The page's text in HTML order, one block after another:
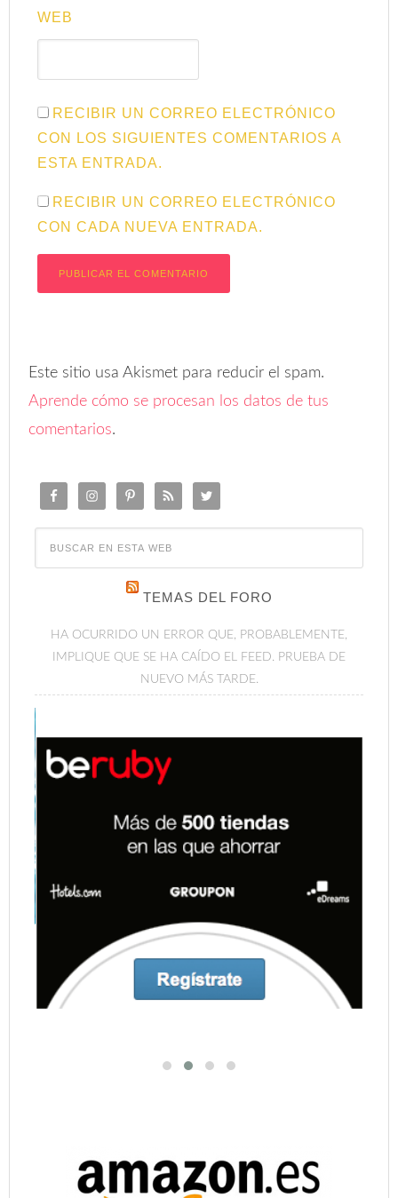
WEB
RECIBIR UN CORREO ELECTRÓNICO
CON LOS SIGUIENTES COMENTARIOS A
ESTA ENTRADA.
RECIBIR UN CORREO ELECTRÓNICO
CON CADA NUEVA ENTRADA.
Este sitio usa Akismet para reducir el spam.
Aprende cómo se procesan los datos de tus
comentarios.
TEMAS DEL FORO
HA OCURRIDO UN ERROR QUE, PROBABLEMENTE,
IMPLIQUE QUE SE HA CAÍDO EL FEED. PRUEBA DE
NUEVO MÁS TARDE.